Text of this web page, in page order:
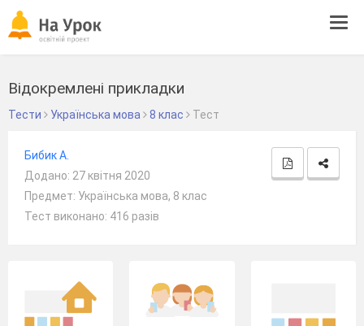
Відокремлені прикладки
Тести Українська мова 8 клас Тест
Бибик А.
Додано: 27 квітня 2020
Предмет: Українська мова, 8 клас
Тест виконано: 416 разів